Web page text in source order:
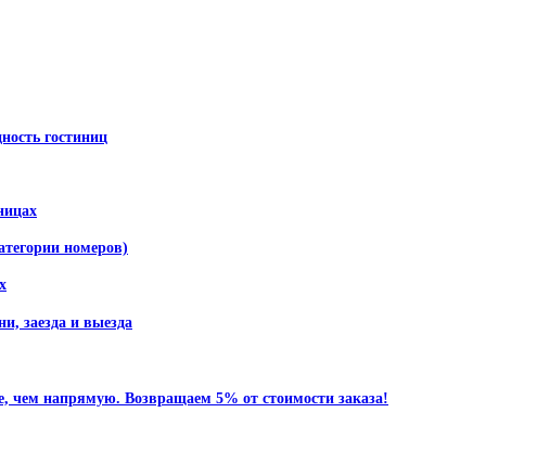
гостиниц
номеров)
заезда и выезда
чем напрямую. Возвращаем 5% от стоимости заказа!